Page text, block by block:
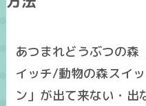
あつまれどうぶつの
イッチ/動物の森スイ
ン」が出て来ない・出